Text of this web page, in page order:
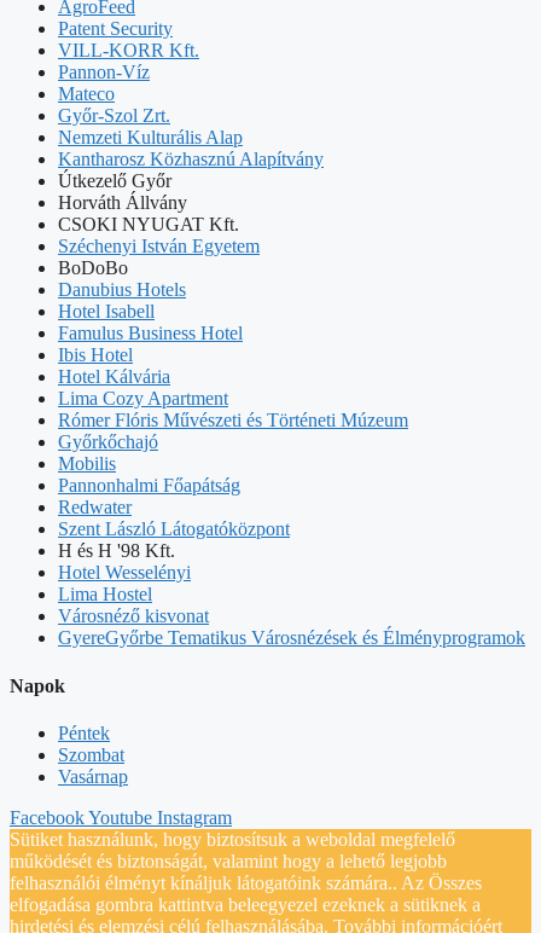
AgroFeed
Patent Security
VILL-KORR Kft.
Pannon-Víz
Mateco
Győr-Szol Zrt.
Nemzeti Kulturális Alap
Kantharosz Közhasznú Alapítvány
Útkezelő Győr
Horváth Állvány
CSOKI NYUGAT Kft.
Széchenyi István Egyetem
BoDoBo
Danubius Hotels
Hotel Isabell
Famulus Business Hotel
Ibis Hotel
Hotel Kálvária
Lima Cozy Apartment
Rómer Flóris Művészeti és Történeti Múzeum
Győrkőchajó
Mobilis
Pannonhalmi Főapátság
Redwater
Szent László Látogatóközpont
H és H '98 Kft.
Hotel Wesselényi
Lima Hostel
Városnéző kisvonat
GyereGyőrbe Tematikus Városnézések és Élményprogramok
Napok
Péntek
Szombat
Vasárnap
FacebookYoutube Instagram
Sütiket használunk, hogy biztosítsuk a weboldal megfelelő
működését és biztonságát, valamint hogy a lehető legjobb
felhasználói élményt kínáljuk látogatóink számára.. Az Összes
elfogadása gombra kattintva beleegyezel ezeknek a sütiknek a
hirdetési és elemzési célú felhasználásába. További információért